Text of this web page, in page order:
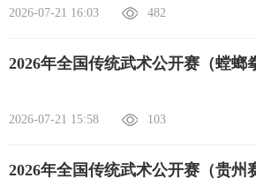
2026-07-21 16:03 482
2026年全国传统武术公开赛（螳
2026-07-21 15:58 103
2026年全国传统武术公开赛（贵